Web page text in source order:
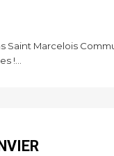
Saint Marcelois
!...